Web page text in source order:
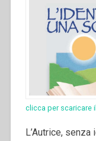
clicca per scaricare
L’Autrice,